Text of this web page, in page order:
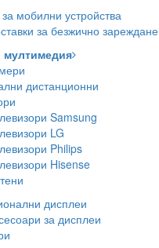
мобилни устройства
за безжично зареждане
мултимедия
дистанционни
Samsung
LG
Philips
Hisense
дисплеи
за дисплеи